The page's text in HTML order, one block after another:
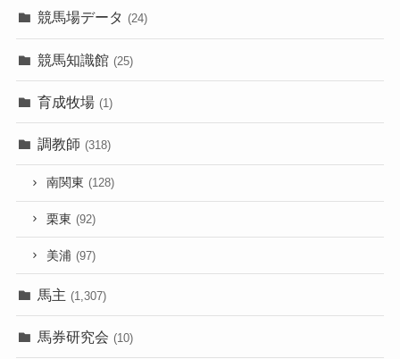
競馬場データ (24)
競馬知識館 (25)
育成牧場 (1)
調教師 (318)
南関東 (128)
栗東 (92)
美浦 (97)
馬主 (1,307)
馬券研究会 (10)